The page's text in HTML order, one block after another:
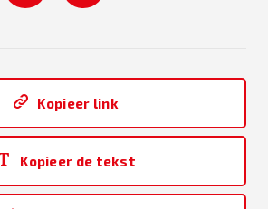
Kopieer link
Kopieer de tekst